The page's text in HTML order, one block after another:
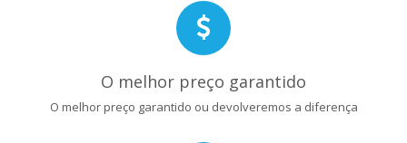
O melhor preço garantido
O melhor preço garantido ou devolveremos a diferença